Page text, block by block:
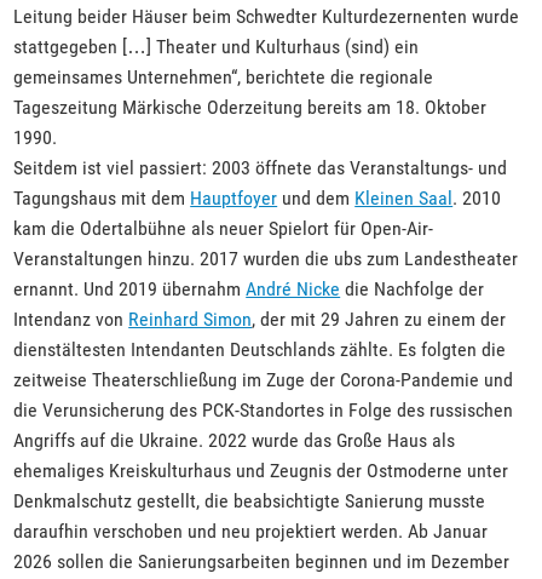
Leitung beider Häuser beim Schwedter Kulturdezernenten wurde
stattgegeben […] Theater und Kulturhaus (sind) ein
gemeinsames Unternehmen“, berichtete die regionale
Tageszeitung Märkische Oderzeitung bereits am 18. Oktober
1990.
Seitdem ist viel passiert: 2003 öffnete das Veranstaltungs- und
Tagungshaus mit dem Hauptfoyer und dem Kleinen Saal . 2010
kam die Odertalbühne als neuer Spielort für Open-Air-
Veranstaltungen hinzu. 2017 wurden die ubs zum Landestheater
ernannt. Und 2019 übernahmAndré Nicke die Nachfolge der
Intendanz von Reinhard Simon, der mit 29 Jahren zu einem der
dienstältesten Intendanten Deutschlands zählte. Es folgten die
zeitweise Theaterschließung im Zuge der Corona-Pandemie und
die Verunsicherung des PCK-Standortes in Folge des russischen
Angriffs auf die Ukraine. 2022 wurde das Große Haus als
ehemaliges Kreiskulturhaus und Zeugnis der Ostmoderne unter
Denkmalschutz gestellt, die beabsichtigte Sanierung musste
daraufhin verschoben und neu projektiert werden. Ab Januar
2026 sollen die Sanierungsarbeiten beginnen und im Dezember